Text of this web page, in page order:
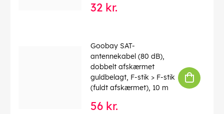
404084968053332 kr.
Goobay SAT-
antennekabel (80 dB),
dobbelt afskærmet
guldbelagt, F-stik > F-stik
(fuldt afskærmet), 10 m
56 kr.